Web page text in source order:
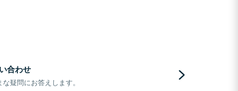
合わせ
疑問にお答えします。